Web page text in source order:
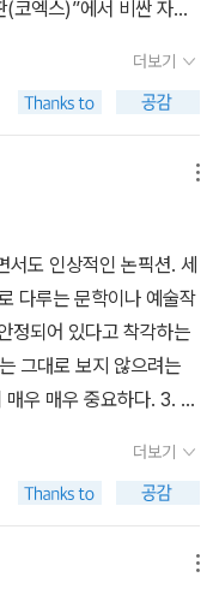
이 점차 넓어진다. 미국
지 측면에 불과하다. 실
야기에서도 결정적 요
간 것이 다름 아니라 19
들에서 시작된 급격하
수는 다시 한 번 아시아
먼저 산업화한 선진국
결정적 요소로 떠오른
한 측면은 20세기 초 세
탄소 발자국(carbon fo
반면 아시아의 기여는 20
급증한 전 세계 인구의
’으로 취급될 것이다. 하
코엑스)”에서 비싼 자리
책을 누구나 누리고 만나
굳은 틀을 버릴 때 아닌
우고, 굳이 어깨동무를 해
생각을 펴면, ‘큰곳’끼
빛나는 책노래를 펼 만
사이에 무엇이 있을까?
을 때에는 다같이 피어
끼리끼리 뭉칠 때는 그들
을 다녀온다. 《행복의 건
우리말로 옮기면 “즐겁
즐거울 터전이 아닌, 아
한다. 사람만 즐거울 곳
이어야 한다. 어떤 나무
숲이 마구마구 짓밟혀서
.#TheArchitectureofH
더보기
서도 인상적인 논픽션. 세
다루는 문학이나 예술작
정되어 있다고 착각하는
그대로 보지 않으려는
우 매우 중요하다. ​3. 자
단적 행위발화를 위해 노
더보기